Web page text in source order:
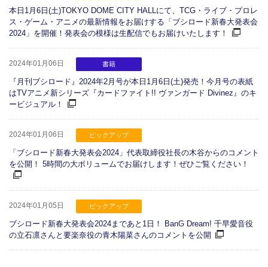
本日1月6日(土)TOKYO DOME CITY HALLにて、TCG・ライブ・プロレ
ス・ゲーム・アニメの最新情報をお届けする「ブシロード新春大発表会
2024」を開催！発表会の模様は生配信でもお届けいたします！
2024年01月06日 書籍
『月刊ブシロード』2024年2月号が本日1月6日(土)発売！今月号の表紙
はTVアニメ新シリーズ『カードファイト!! ヴァンガード Divinez』のキ
ービジュアル！
2024年01月06日 ピックアップ
「ブシロード新春大発表会2024」代表取締役社長の木谷からのコメント
を公開！ 5時間の大ボリュームでお届けします！ぜひご覧ください！
2024年01月05日 ピックアップ
ブシロード新春大発表会2024まであと1日！ BanG Dream! 千早愛音役
の立石凛さんと要楽奈役の青木陽菜さんのコメントを公開